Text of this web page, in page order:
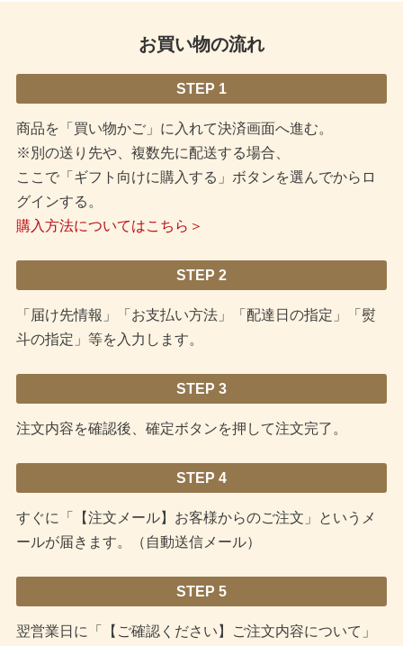
お買い物の流れ
STEP 1
商品を「買い物かご」に入れて決済画面へ進む。
※別の送り先や、複数先に配送する場合、
ここで「ギフト向けに購入する」ボタンを選んでからロ
グインする。
購入方法についてはこちら＞
STEP 2
「届け先情報」「お支払い方法」「配達日の指定」「熨
斗の指定」等を入力します。
STEP 3
注文内容を確認後、確定ボタンを押して注文完了。
STEP 4
すぐに「【注文メール】お客様からのご注文」というメ
ールが届きます。（自動送信メール）
STEP 5
翌営業日に「【ご確認ください】ご注文内容について」